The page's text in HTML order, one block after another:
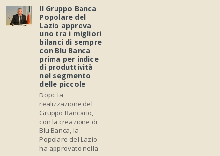
Il Gruppo Banca
Popolare del
Lazio approva
uno tra i migliori
bilanci di sempre
con Blu Banca
prima per indice
di produttività
nel segmento
delle piccole
Dopo la
realizzazione del
Gruppo Bancario,
con la creazione di
Blu Banca, la
Popolare del Lazio
ha approvato nella